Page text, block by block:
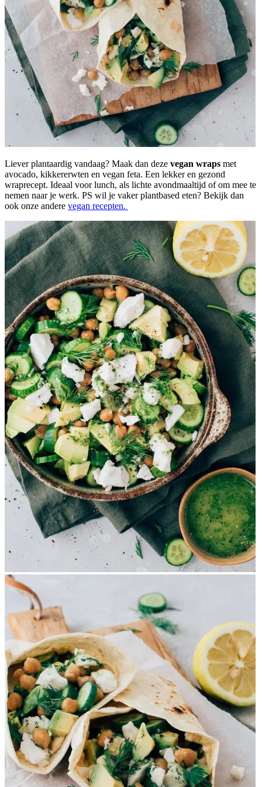
Liever plantaardig vandaag? Maak dan deze vegan wraps met
avocado, kikkererwten en vegan feta. Een lekker en gezond
wraprecept. Ideaal voor lunch, als lichte avondmaaltijd of om mee te
nemen naar je werk. PS wil je vaker plantbased eten? Bekijk dan
ook onze andere vegan recepten.